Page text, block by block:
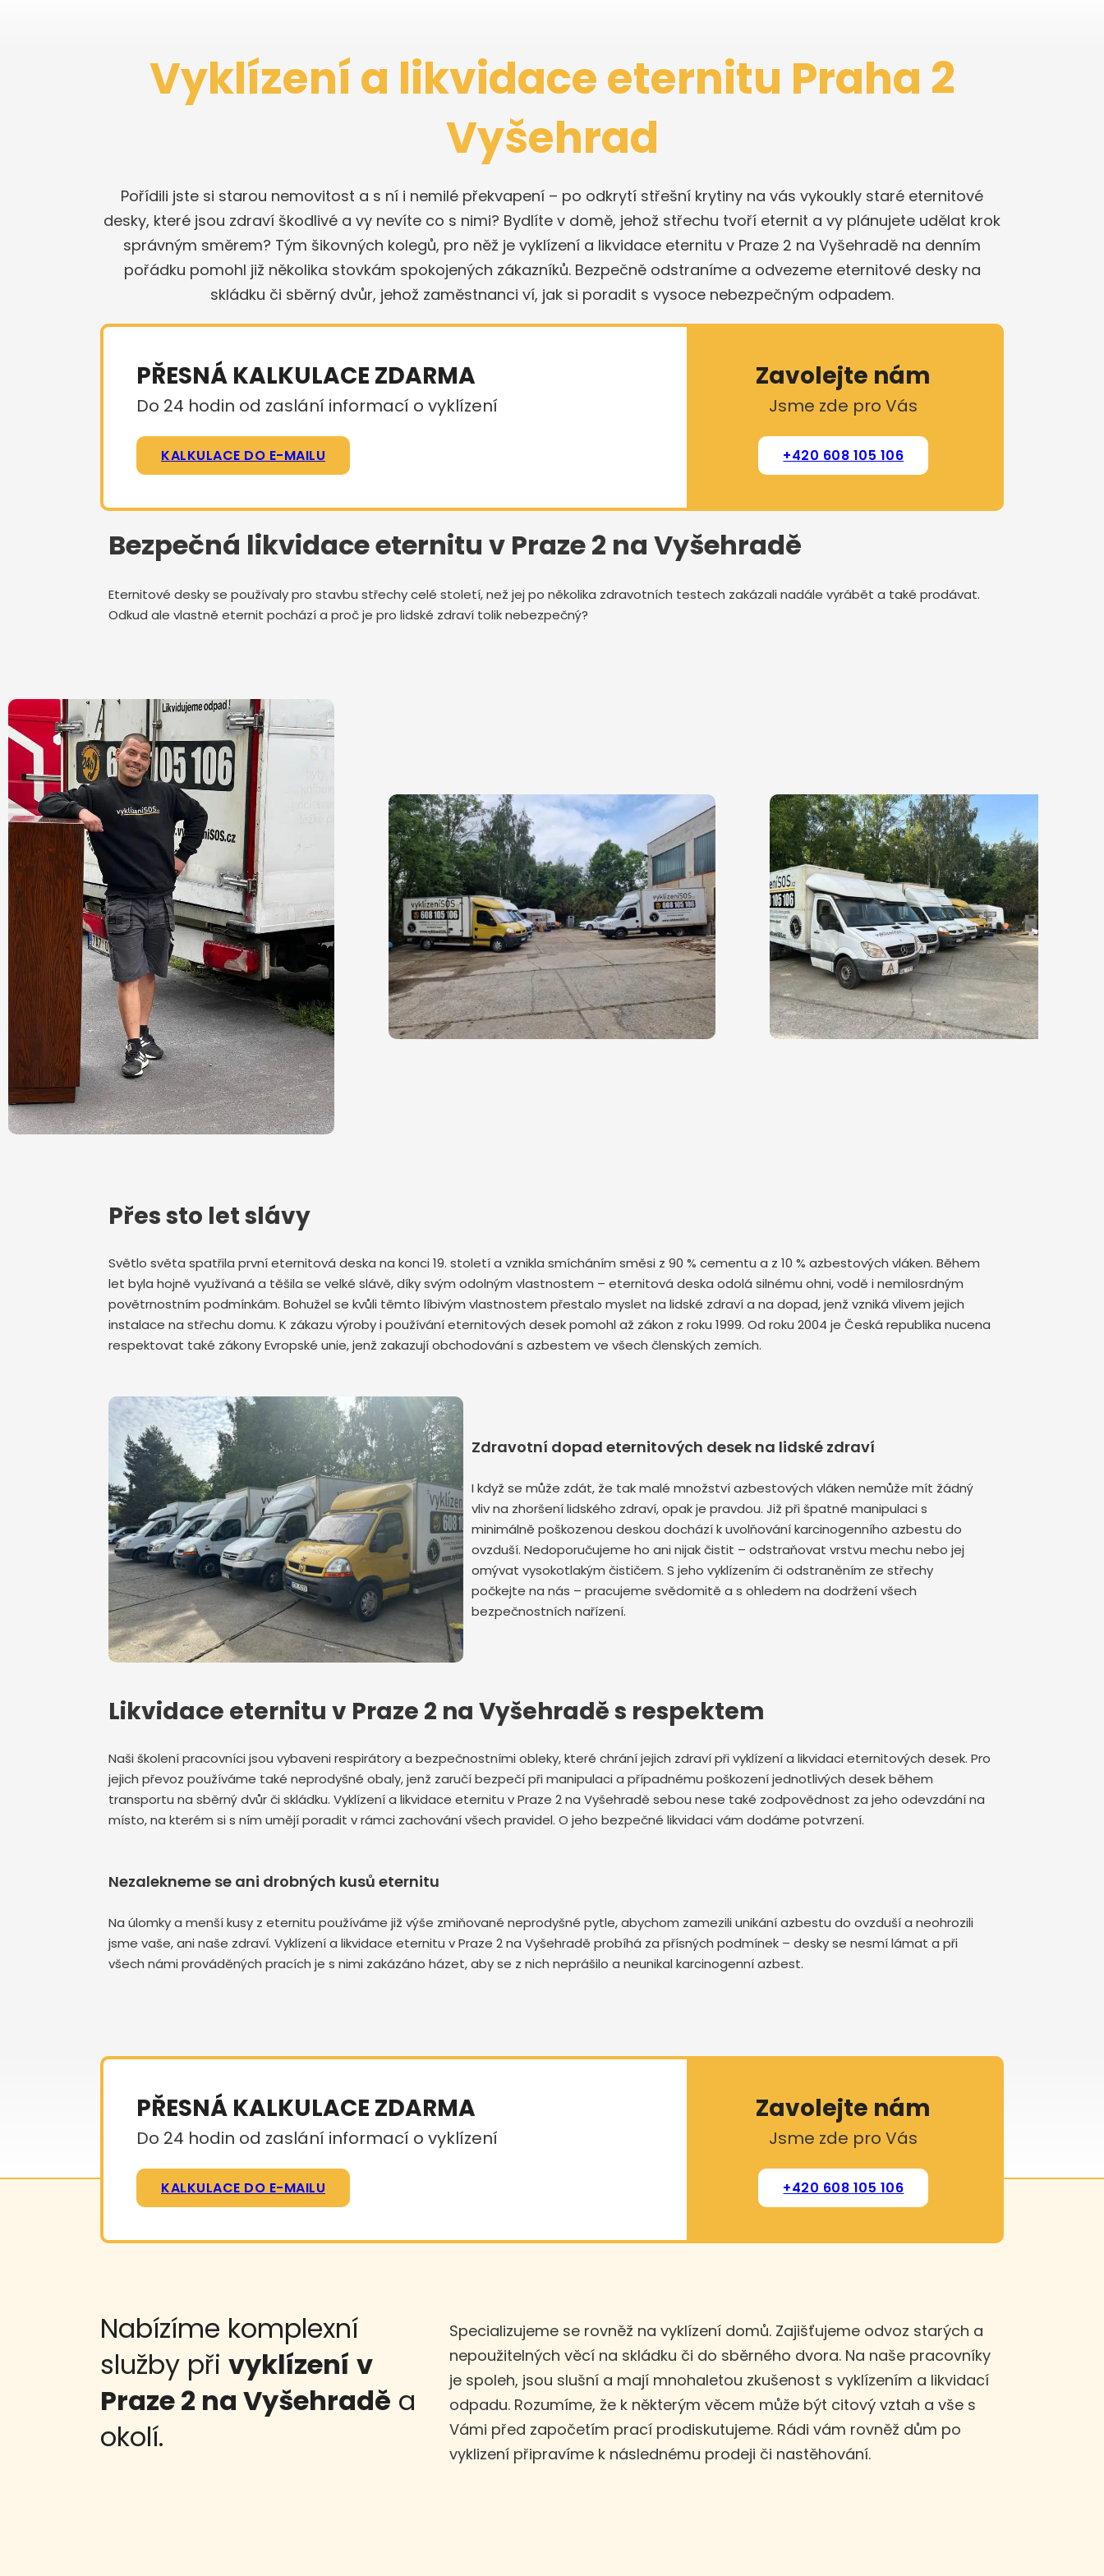
Vyklízení a likvidace eternitu Praha 2
Vyšehrad
Pořídili jste si starou nemovitost a s ní i nemilé překvapení – po odkrytí střešní krytiny na vás vykoukly staré eternitové
desky, které jsou zdraví škodlivé a vy nevíte co s nimi? Bydlíte v domě, jehož střechu tvoří eternit a vy plánujete udělat krok
správným směrem? Tým šikovných kolegů, pro něž je vyklízení a likvidace eternitu v Praze 2 na Vyšehradě na denním
pořádku pomohl již několika stovkám spokojených zákazníků. Bezpečně odstraníme a odvezeme eternitové desky na
skládku či sběrný dvůr, jehož zaměstnanci ví, jak si poradit s vysoce nebezpečným odpadem.
PŘESNÁ KALKULACE ZDARMA
Do 24 hodin od zaslání informací o vyklízení
KALKULACE DO E-MAILU
Zavolejte nám
Jsme zde pro Vás
+420 608 105 106
Bezpečná likvidace eternitu v Praze 2 na Vyšehradě
Eternitové desky se používaly pro stavbu střechy celé století, než jej po několika zdravotních testech zakázali nadále vyrábět a také prodávat.
Odkud ale vlastně eternit pochází a proč je pro lidské zdraví tolik nebezpečný?
Přes sto let slávy
Světlo světa spatřila první eternitová deska na konci 19. století a vznikla smícháním směsi z 90 % cementu a z 10 % azbestových vláken. Během
let byla hojně využívaná a těšila se velké slávě, díky svým odolným vlastnostem – eternitová deska odolá silnému ohni, vodě i nemilosrdným
povětrnostním podmínkám. Bohužel se kvůli těmto líbivým vlastnostem přestalo myslet na lidské zdraví a na dopad, jenž vzniká vlivem jejich
instalace na střechu domu. K zákazu výroby i používání eternitových desek pomohl až zákon z roku 1999. Od roku 2004 je Česká republika nucena
respektovat také zákony Evropské unie, jenž zakazují obchodování s azbestem ve všech členských zemích.
Zdravotní dopad eternitových desek na lidské zdraví
I když se může zdát, že tak malé množství azbestových vláken nemůže mít žádný
vliv na zhoršení lidského zdraví, opak je pravdou. Již při špatné manipulaci s
minimálně poškozenou deskou dochází k uvolňování karcinogenního azbestu do
ovzduší. Nedoporučujeme ho ani nijak čistit – odstraňovat vrstvu mechu nebo jej
omývat vysokotlakým čističem. S jeho vyklízením či odstraněním ze střechy
počkejte na nás – pracujeme svědomitě a s ohledem na dodržení všech
bezpečnostních nařízení.
Likvidace eternitu v Praze 2 na Vyšehradě s respektem
Naši školení pracovníci jsou vybaveni respirátory a bezpečnostními obleky, které chrání jejich zdraví při vyklízení a likvidaci eternitových desek. Pro
jejich převoz používáme také neprodyšné obaly, jenž zaručí bezpečí při manipulaci a případnému poškození jednotlivých desek během
transportu na sběrný dvůr či skládku. Vyklízení a likvidace eternitu v Praze 2 na Vyšehradě sebou nese také zodpovědnost za jeho odevzdání na
místo, na kterém si s ním umějí poradit v rámci zachování všech pravidel. O jeho bezpečné likvidaci vám dodáme potvrzení.
Nezalekneme se ani drobných kusů eternitu
Na úlomky a menší kusy z eternitu používáme již výše zmiňované neprodyšné pytle, abychom zamezili unikání azbestu do ovzduší a neohrozili
jsme vaše, ani naše zdraví. Vyklízení a likvidace eternitu v Praze 2 na Vyšehradě probíhá za přísných podmínek – desky se nesmí lámat a při
všech námi prováděných pracích je s nimi zakázáno házet, aby se z nich neprášilo a neunikal karcinogenní azbest.
PŘESNÁ KALKULACE ZDARMA
Do 24 hodin od zaslání informací o vyklízení
KALKULACE DO E-MAILU
Zavolejte nám
Jsme zde pro Vás
+420 608 105 106
Nabízíme komplexní
služby při vyklízení v
Praze 2 na Vyšehradě a
okolí.
Specializujeme se rovněž na vyklízení domů. Zajišťujeme odvoz starých a
nepoužitelných věcí na skládku či do sběrného dvora. Na naše pracovníky
je spoleh, jsou slušní a mají mnohaletou zkušenost s vyklízením a likvidací
odpadu. Rozumíme, že k některým věcem může být citový vztah a vše s
Vámi před započetím prací prodiskutujeme. Rádi vám rovněž dům po
vyklizení připravíme k následnému prodeji či nastěhování.
Odeslat zprávu